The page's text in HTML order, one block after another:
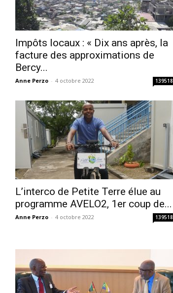
Impôts locaux : « Dix ans après, la
facture des approximations de
Bercy...
Anne Perzo - 4 octobre 2022 139518
L’interco de Petite Terre élue au
programme AVELO2, 1er coup de...
Anne Perzo - 4 octobre 2022 139518